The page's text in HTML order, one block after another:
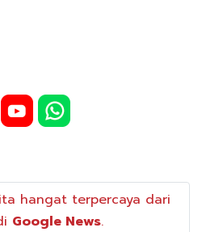
hangat terpercaya dari
Google News.